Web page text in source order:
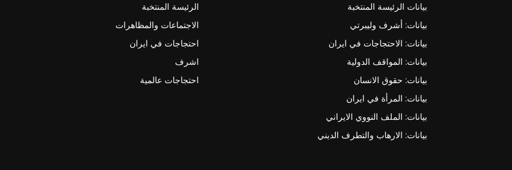
الرئيسة المنتخبة
الاجتماعات والمظاهرات
احتجاجات في ايران
اشرف
احتجاجات عالمية
بيانات الرئيسة المنتخبة
بيانات: أشرف وليبرتي
بيانات: الاحتجاجات في ايران
بيانات: المواقف الدولية
بيانات: حقوق الانسان
بيانات: المرأة في ايران
بيانات: الملف النووي الايراني
بيانات: الارهاب والتطرف الديني